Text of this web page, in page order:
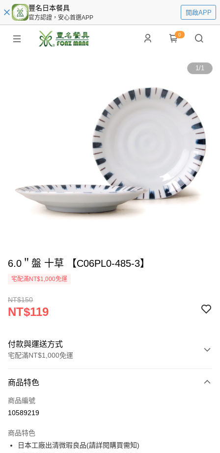
豐名日本餐具
官方認證，安心首選APP
開啟APP
0
1/1
6.0＂盤 十草 【C06PL0-485-3】
宅配滿NT$1,000免運
NT$150
NT$119
付款與運送方式
宅配滿NT$1,000免運
信用卡一次付款
LINE Pay
運送方式
商品特色
商品編號
10589219
商品特色
日本工廠出清微瑕良品(請詳閱購買需知)